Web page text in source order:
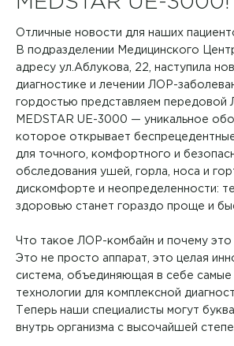
Отличные новости для наших
В подразделении Медицинского
адресу ул.Аблукова, 22, наступила
диагностике и лечении ЛОР-
гордостью представляем передовой
MEDSTAR UE-3000 — уникальное
которое открывает
для точного, комфортного и
обследования ушей, горла, носа и
дискомфорте и неопределенности:
здоровью станет гораздо проще и
Что такое ЛОР-комбайн и почему это
Это не просто аппарат, это целая
система, объединяющая в себе
технологии для комплексной
Теперь наши специалисты могут
внутрь организма с высочайшей